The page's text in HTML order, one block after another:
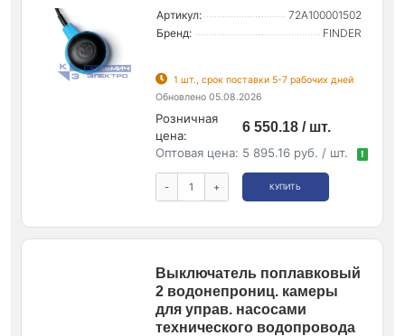
Артикул:
72A100001502
Бренд:
FINDER
1 шт., срок поставки 5-7 рабочих дней
Обновлено 05.08.2026
Розничная
цена:
6 550.18 / шт.
Оптовая цена: 5 895.16 руб. / шт. !
- + КУПИТЬ
Выключатель поплавковый
2 водонепрониц. камеры
для управ. насосами
технического водопровода